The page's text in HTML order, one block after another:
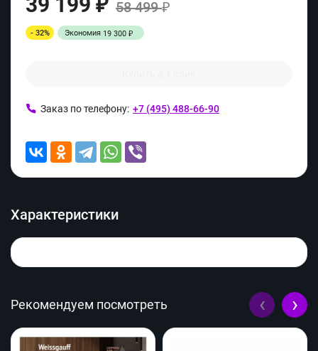
₽ 58 499₽
- 32% Экономия 19 300 ₽
Заказ по телефону: +7 (495) 488-66-90
Характеристики
Рекомендуем посмотреть ‹ ›